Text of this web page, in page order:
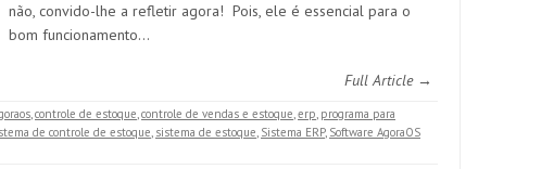
não, convido-lhe a refletir agora! Pois, ele é essencial para o
bom funcionamento…
Full Article →
,controle de estoque,controle de vendas e estoque,erp, programa para
de controle de estoque, sistema de estoque, Sistema ERP, Software AgoraOS